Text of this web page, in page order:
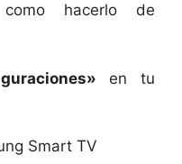
hacerlo de
en tu